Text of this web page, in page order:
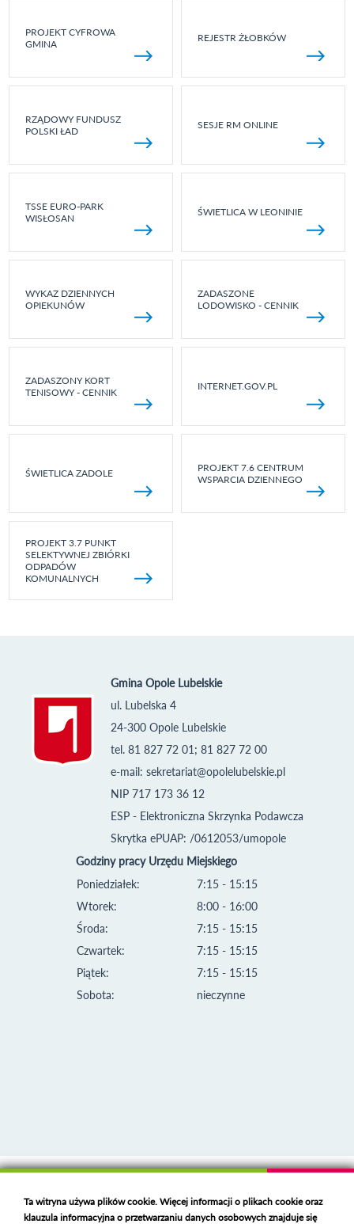
PROJEKT CYFROWA
GMINA
REJESTR ŻŁOBKÓW
RZĄDOWY FUNDUSZ
POLSKI ŁAD
SESJE RM ONLINE
TSSE EURO-PARK
WISŁOSAN
ŚWIETLICA W LEONINIE
WYKAZ DZIENNYCH
OPIEKUNÓW
ZADASZONE
LODOWISKO - CENNIK
ZADASZONY KORT
TENISOWY - CENNIK
INTERNET.GOV.PL
ŚWIETLICA ZADOLE
PROJEKT 7.6 CENTRUM
WSPARCIA DZIENNEGO
PROJEKT 3.7 PUNKT
SELEKTYWNEJ ZBIÓRKI
ODPADÓW
KOMUNALNYCH
Gmina Opole Lubelskie
ul. Lubelska 4
24-300 Opole Lubelskie
tel. 81 827 72 01; 81 827 72 00
e-mail: sekretariat@opolelubelskie.pl
NIP 717 173 36 12
ESP - Elektroniczna Skrzynka Podawcza
Skrytka ePUAP: /0612053/umopole
Godziny pracy Urzędu Miejskiego
Poniedziałek:
Wtorek:
Środa:
Czwartek:
Piątek:
Sobota:
7:15 - 15:15
8:00 - 16:00
7:15 - 15:15
7:15 - 15:15
7:15 - 15:15
nieczynne
Deklaracja dostępności
Ta witryna używa plików cookie. Więcej informacji o plikach cookie oraz
klauzula informacyjna o przetwarzaniu danych osobowych znajduje się